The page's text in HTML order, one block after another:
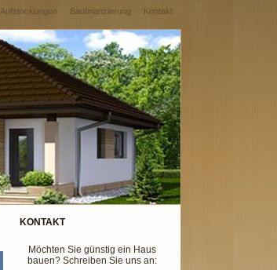
Aufstockungen Baufinanzierung Kontakt
KONTAKT
Möchten Sie günstig ein Haus
bauen? Schreiben Sie uns an: